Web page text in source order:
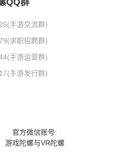
QQ群
手游交流群)
求职招聘群)
手游运营群)
手游发行群)
官方微信账号:
游戏陀螺与VR陀螺